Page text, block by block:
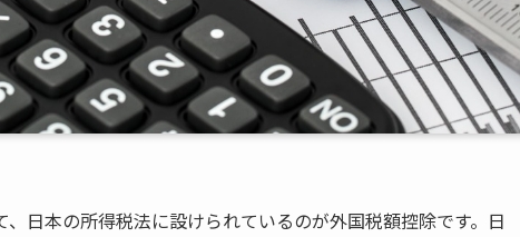
日本の所得税法に設けられているのが外国税額控除です。日